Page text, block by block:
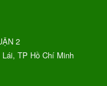
2
TP Hồ Chí Minh